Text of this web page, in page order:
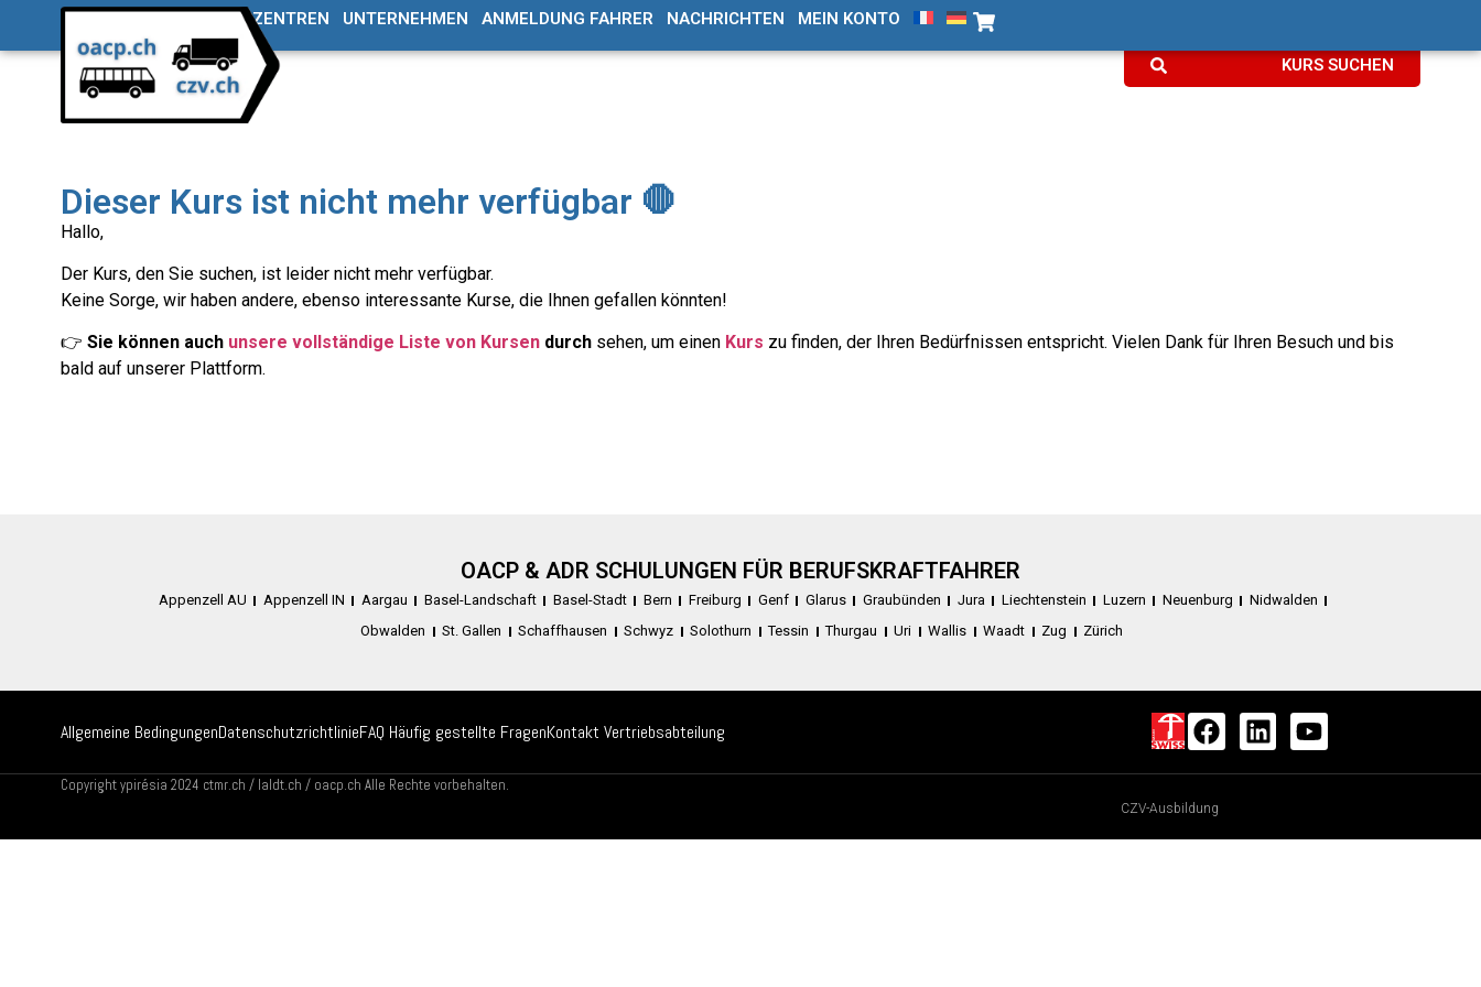
KURS SUCHEN
CZV / ADR SCHULUNGSZENTREN UNTERNEHMEN ANMELDUNG FAHRER NACHRICHTEN MEIN KONTO
Dieser Kurs ist nicht mehr verfügbar 🛑
Hallo,
Der Kurs, den Sie suchen, ist leider nicht mehr verfügbar.
Keine Sorge, wir haben andere, ebenso interessante Kurse, die Ihnen gefallen könnten!
👉 Sie können auch unsere vollständige Liste von Kursen durch sehen, um einen Kurs zu finden, der Ihren Bedürfnissen entspricht. Vielen Dank für Ihren Besuch und bis
bald auf unserer Plattform.
OACP & ADR SCHULUNGEN FÜR BERUFSKRAFTFAHRER
Appenzell AU Appenzell IN Aargau Basel-Landschaft Basel-Stadt Bern Freiburg Genf Glarus Graubünden Jura Liechtenstein Luzern Neuenburg
Nidwalden
Obwalden
St. Gallen Schaffhausen Schwyz Solothurn Tessin Thurgau Uri Wallis Waadt Zug Zürich
Allgemeine BedingungenDatenschutzrichtlinieFAQ Häufig gestellte FragenKontakt Vertriebsabteilung
Copyright ypirésia 2024 ctmr.ch / laldt.ch / oacp.ch Alle Rechte vorbehalten.
CZV-Ausbildung